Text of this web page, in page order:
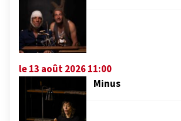
le 13 août 2026 11:00
Minus